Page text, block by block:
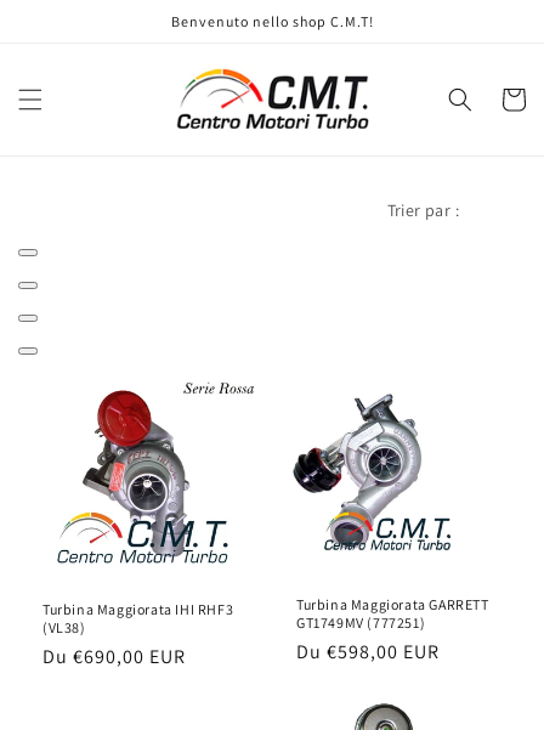
Benvenuto nello shop C.M.T!
Panier
Trier par :
Turbina Maggiorata IHI RHF3
(VL38)
Prix
Du €690,00 EUR
Turbina Maggiorata GARRETT
GT1749MV (777251)
Prix
Du €598,00 EUR